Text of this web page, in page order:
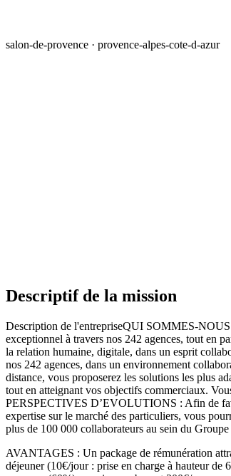
salon-de-provence · provence-alpes-cote-d-azur
Descriptif de la mission
Description de l'entrepriseQUI SOMMES-NOUS
exceptionnel à travers nos 242 agences, tout en
la relation humaine, digitale, dans un esprit
nos 242 agences, dans un environnement
distance, vous proposerez les solutions les plus
tout en atteignant vos objectifs commerciaux.
PERSPECTIVES D’EVOLUTIONS : Afin de
expertise sur le marché des particuliers, vous
plus de 100 000 collaborateurs au sein du
AVANTAGES : Un package de rémunération
déjeuner (10€/jour : prise en charge à hauteur de